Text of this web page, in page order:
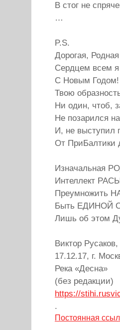
В стог не
…
P.S.
Дорогая,
Сердцем всем
С Новым Годом!
Твою
Ни один, чтоб,
Не позарился
И, не выступил
От ПриБалтики
Изначальная
Интеллект
Преумножить
Быть ЕДИНОЙ
Лишь об этом
Виктор Русаков,
17.12.17, г.
Река «Десна»
(без редакции)
https://
.
Постоянная